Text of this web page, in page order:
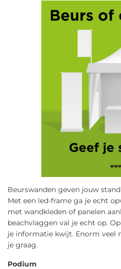
Beurswanden geven jouw
Met een led-frame ga je echt
met wandkleden of panelen
beachvlaggen val je echt op.
je informatie kwijt. Enorm veel
je graag.
Podium